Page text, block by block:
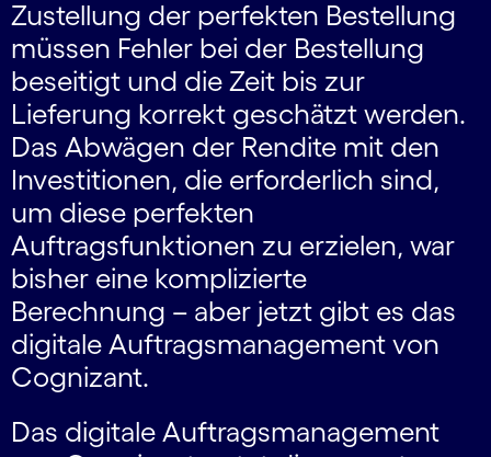
Zustellung der perfekten Bestellung
müssen Fehler bei der Bestellung
beseitigt und die Zeit bis zur
Lieferung korrekt geschätzt werden.
Das Abwägen der Rendite mit den
Investitionen, die erforderlich sind,
um diese perfekten
Auftragsfunktionen zu erzielen, war
bisher eine komplizierte
Berechnung – aber jetzt gibt es das
digitale Auftragsmanagement von
Cognizant.
Das digitale Auftragsmanagement